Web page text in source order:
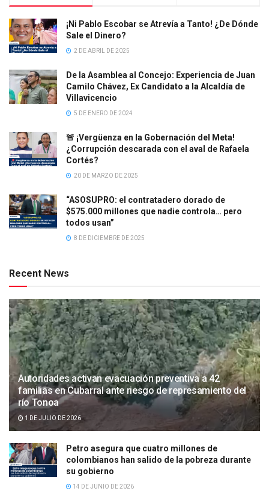
¡Ni Pablo Escobar se Atrevía a Tanto! ¿De Dónde
Sale el Dinero?
2 DE ABRIL DE 2025
De la Asamblea al Concejo: Experiencia de Juan
Camilo Chávez, Ex Candidato a la Alcaldía de
Villavicencio
5 DE ENERO DE 2024
🚨 ¡Vergüenza en la Gobernación del Meta!
¿Corrupción descarada con el aval de Rafaela
Cortés?
20 DE MARZO DE 2025
“ASOSUPRO: el contratadero dorado de
$575.000 millones que nadie controla… pero
todos usan”
8 DE DICIEMBRE DE 2025
Recent News
Autoridades activan evacuación preventiva a 42
familias en Cubarral ante riesgo de represamiento del
río Tonoa
1 DE JULIO DE 2026
Petro asegura que cuatro millones de
colombianos han salido de la pobreza durante
su gobierno
14 DE JUNIO DE 2026